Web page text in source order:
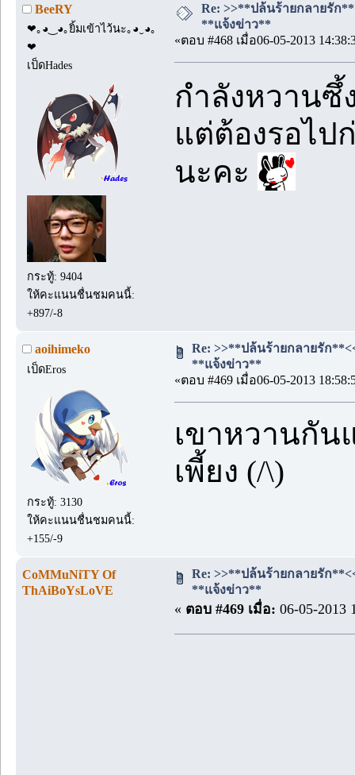
BeeRY
❤｡◕‿◕｡ยิ้มเข้าไว้นะ｡◕‿◕｡
❤
เป็ดHades
กระทู้: 9404
ให้คะแนนชื่นชมคนนี้:
+897/-8
Re: >>**ปล้นร้ายกลายรัก
**แจ้งข่าว**
«ตอบ #468 เมื่อ06-05-2013
กำลังหวานซึ้
แต่ต้องรอไป
นะคะ
aoihimeko
เป็ดEros
กระทู้: 3130
ให้คะแนนชื่นชมคนนี้:
+155/-9
Re: >>**ปล้นร้ายกลายรัก
**แจ้งข่าว**
«ตอบ #469 เมื่อ06-05-2013
เขาหวานกัน
เพี้ยง (/\)
CoMMuNiTY Of
ThAiBoYsLoVE
Re: >>**ปล้นร้ายกลายรัก
**แจ้งข่าว**
« ตอบ #469 เมื่อ: 06-05-2013